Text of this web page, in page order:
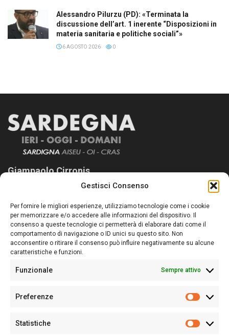
Gestisci Consenso
Per fornire le migliori esperienze, utilizziamo tecnologie come i cookie
per memorizzare e/o accedere alle informazioni del dispositivo. Il
consenso a queste tecnologie ci permetterà di elaborare dati come il
comportamento di navigazione o ID unici su questo sito. Non
acconsentire o ritirare il consenso può influire negativamente su alcune
caratteristiche e funzioni.
Funzionale Sempre attivo
Preferenze
Statistiche
Alessandro Pilurzu (PD): «Terminata la
discussione dell’art. 1 inerente “Disposizioni in
materia sanitaria e politiche sociali”»
6 AGOSTO 2026 0
Giampaolo Cirronis
Sardegna Ieri-Oggi-Domani nasce per informare “liberamente” i
lettori su quanto accade in Sardegna, con un occhio rivolto al
nostro passato e, soprattutto, al nostro futuro
Follow Us
Sede:Via Cristoforo Colombo 09013 Carbonia
Partita IVA02270380922